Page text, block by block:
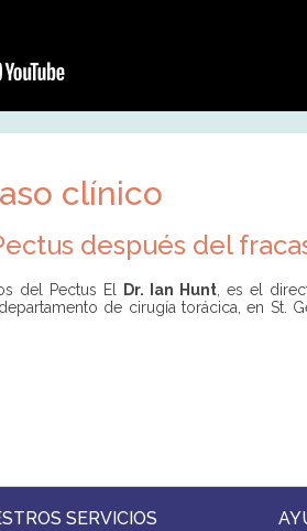
clínico
después del
del Pectus El Dr. Ian Hunt, es el
de cirugía torácica, en St.
SERVICIOS